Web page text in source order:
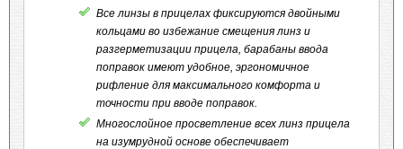
Все линзы в прицелах фиксируются двойными
кольцами во избежание смещения линз и
разгерметизации прицела, барабаны ввода
поправок имеют удобное, эргономичное
рифление для максимального комфорта и
точности при вводе поправок.
Многослойное просветление всех линз прицела
на изумрудной основе обеспечивает